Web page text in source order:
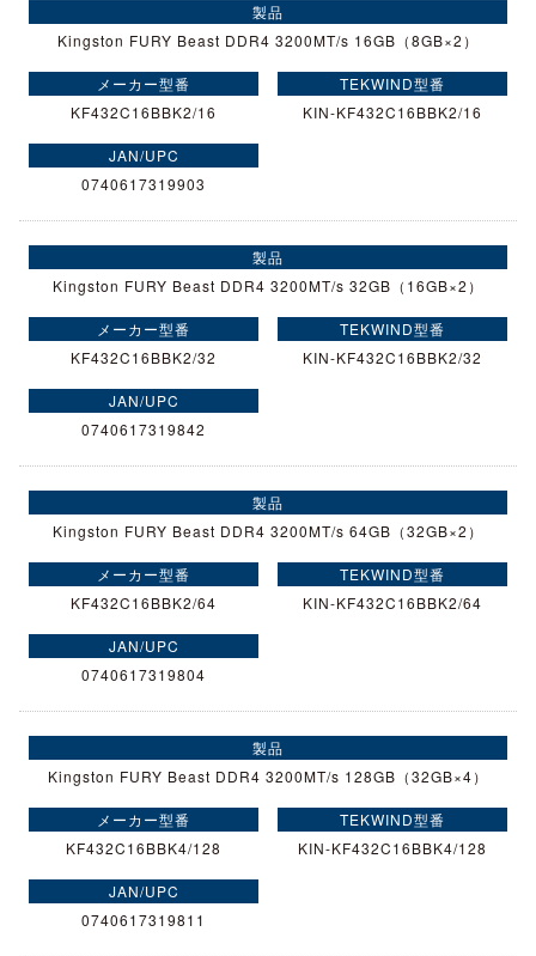
Kingston FURY Beast DDR4 3200MT/s 16GB（8GB×2）
KF432C16BBK2/16 KIN-KF432C16BBK2/16
0740617319903
Kingston FURY Beast DDR4 3200MT/s 32GB（16GB×2）
KF432C16BBK2/32 KIN-KF432C16BBK2/32
0740617319842
Kingston FURY Beast DDR4 3200MT/s 64GB（32GB×2）
KF432C16BBK2/64 KIN-KF432C16BBK2/64
0740617319804
Kingston FURY Beast DDR4 3200MT/s 128GB（32GB×4）
KF432C16BBK4/128 KIN-KF432C16BBK4/128
0740617319811